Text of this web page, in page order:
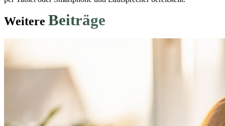
Weitere Beiträge